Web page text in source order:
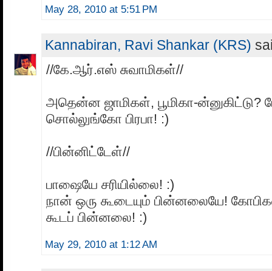
May 28, 2010 at 5:51 PM
Kannabiran, Ravi Shankar (KRS)
//கே.ஆர்.எஸ் சுவாமிகள்//
அதென்ன ஜாமிகள், பூமிகா-ன்னுகிட்டு?
சொல்லுங்கோ பிரபா! :)
//பின்னிட்டேள்//
பாஷையே சரியில்லை! :)
நான் ஒரு கூடையும் பின்னலையே!
கூடப் பின்னலை! :)
May 29, 2010 at 1:12 AM